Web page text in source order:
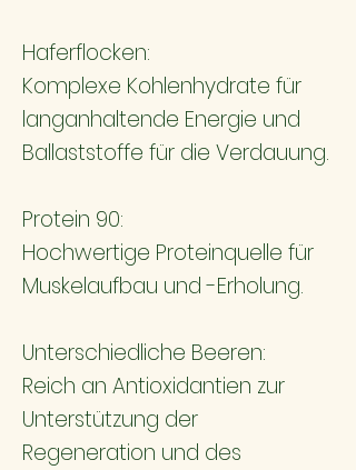
Haferflocken:
Komplexe Kohlenhydrate für
langanhaltende Energie und
Ballaststoffe für die Verdauung.
Protein 90:
Hochwertige Proteinquelle für
Muskelaufbau und -Erholung.
Unterschiedliche Beeren:
Reich an Antioxidantien zur
Unterstützung der
Regeneration und des